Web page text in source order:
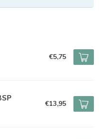
€5,75
€13,95